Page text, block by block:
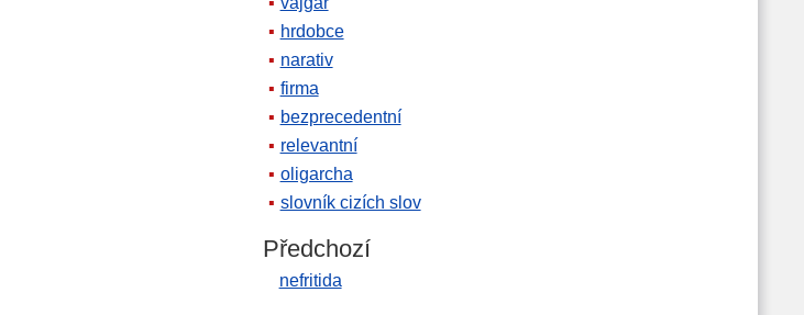
hrdobce
narativ
firma
bezprecedentní
relevantní
oligarcha
slovník cizích slov
Předchozí
nefritida